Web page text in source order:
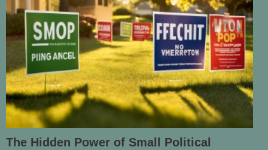
The Hidden Power of Small Political